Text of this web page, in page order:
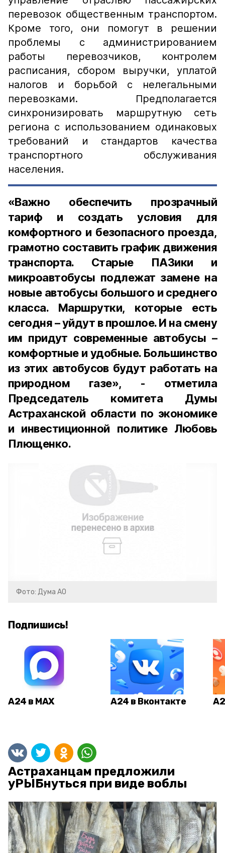
перевозок общественным транспортом.
Кроме того, они помогут в решении
проблемы с администрированием
работы перевозчиков, контролем
расписания, сбором выручки, уплатой
налогов и борьбой с нелегальными
перевозками. Предполагается
синхронизировать маршрутную сеть
региона с использованием одинаковых
требований и стандартов качества
транспортного обслуживания
населения.
«Важно обеспечить прозрачный
тариф и создать условия для
комфортного и безопасного проезда,
грамотно составить график движения
транспорта. Старые ПАЗики и
микроавтобусы подлежат замене на
новые автобусы большого и среднего
класса. Маршрутки, которые есть
сегодня – уйдут в прошлое. И на смену
им придут современные автобусы –
комфортные и удобные. Большинство
из этих автобусов будут работать на
природном газе», - отметила
Председатель комитета Думы
Астраханской области по экономике
и инвестиционной политике Любовь
Плющенко.
Фото: Дума АО
Подпишись!
А24 в MAX А24 в Вконтакте
Астраханцам предложили
уРЫБнуться при виде воблы